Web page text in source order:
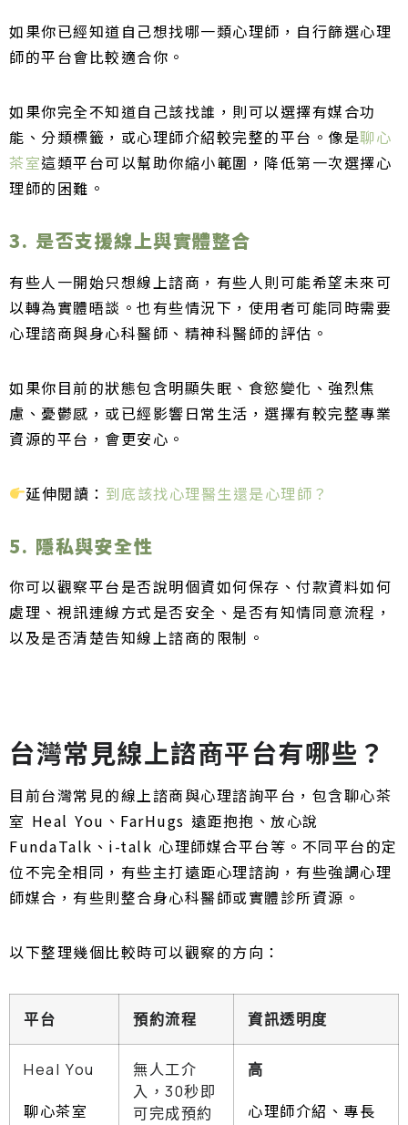
如果你已經知道自己想找哪一類心理師，自行篩選心理
師的平台會比較適合你。
如果你完全不知道自己該找誰，則可以選擇有媒合功
能、分類標籤，或心理師介紹較完整的平台。像是聊心
茶室這類平台可以幫助你縮小範圍，降低第一次選擇心
理師的困難。
3. 是否支援線上與實體整合
有些人一開始只想線上諮商，有些人則可能希望未來可
以轉為實體晤談。也有些情況下，使用者可能同時需要
心理諮商與身心科醫師、精神科醫師的評估。
如果你目前的狀態包含明顯失眠、食慾變化、強烈焦
慮、憂鬱感，或已經影響日常生活，選擇有較完整專業
資源的平台，會更安心。
延伸閱讀： 到底該找心理醫生還是心理師？
5. 隱私與安全性
你可以觀察平台是否說明個資如何保存、付款資料如何
處理、視訊連線方式是否安全、是否有知情同意流程，
以及是否清楚告知線上諮商的限制。
台灣常見線上諮商平台有哪些？
目前台灣常見的線上諮商與心理諮詢平台，包含聊心茶
室 Heal You、FarHugs 遠距抱抱、放心說
FundaTalk、i-talk 心理師媒合平台等。不同平台的定
位不完全相同，有些主打遠距心理諮詢，有些強調心理
師媒合，有些則整合身心科醫師或實體診所資源。
以下整理幾個比較時可以觀察的方向：
平台 預約流程 資訊透明度
Heal You
聊心茶室
無人工介
入，30秒即
可完成預約
高
心理師介紹、專長